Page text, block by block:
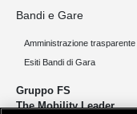
Bandi e Gare
Amministrazione trasparente
Esiti Bandi di Gara
Gruppo FS
The Mobility Leader